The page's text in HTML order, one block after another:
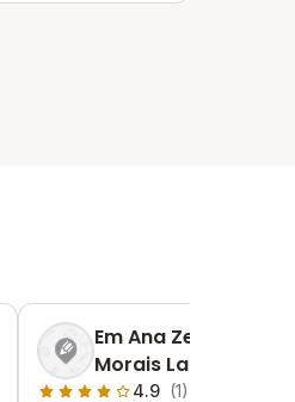
Em Ana Zelia De
Morais Lara
4.9 (1)